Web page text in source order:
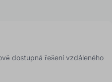
dostupná řešení vzdáleného